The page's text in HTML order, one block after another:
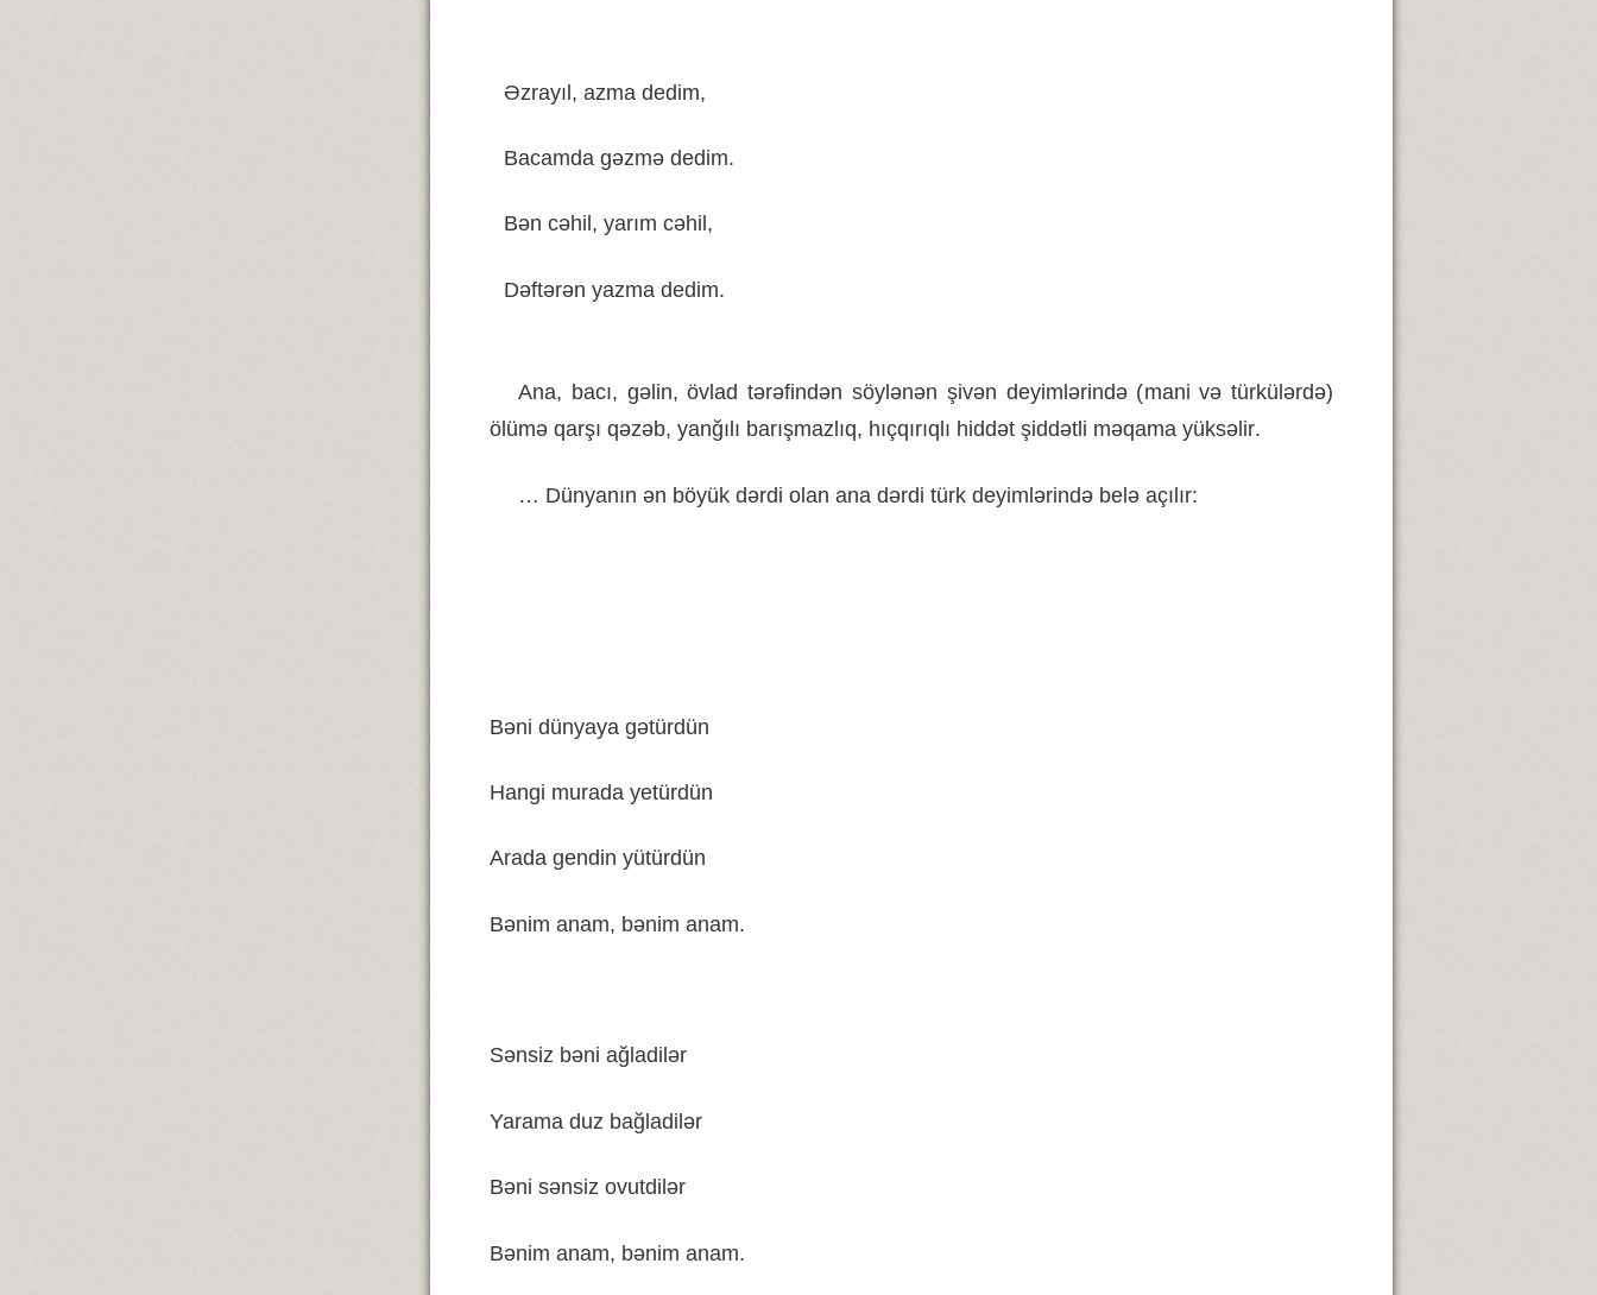
Əzrayıl, azma dedim,
Bacamda gəzmə dedim.
Bən cəhil , yarım cəhil ,
Dəftərən yazma dedim.
Ana, bacı, gəlin,övlad tərəfindən söylənən şivən deyimlərində(mani və türkülərdə)
ölümə qarşı qəzəb, yanğılı barışmazlıq, hıçqırıqlı hiddət şiddətli məqama yüksəlir.
… Dünyanın ən böyük dərdi olan ana dərdi türk deyimlərində belə açılır:
Bəni dünyaya gətürdün
Hangi murada yetürdün
Arada gendin yütürdün
Bənim anam, bənim anam.
Sənsiz bəni ağladilər
Yarama duz bağladilər
Bəni sənsiz ovutdilər
Bənim anam, bənim anam.